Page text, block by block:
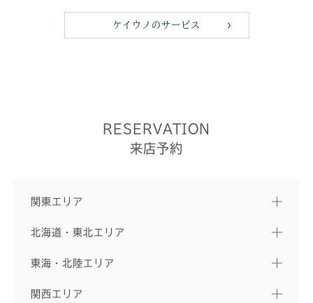
ケイウノのサービス
RESERVATION
来店予約
関東エリア
北海道・東北エリア
東海・北陸エリア
関西エリア